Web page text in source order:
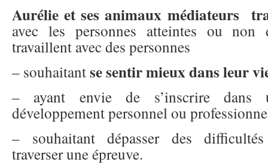
Aurélie et ses animaux médiateurs
avec les personnes atteintes ou non
travaillent avec des personnes
– souhaitantse sentir mieux dans leur
– ayant envie de s’inscrire dans
développement personnel ou
– souhaitant dépasser des
traverser une épreuve.